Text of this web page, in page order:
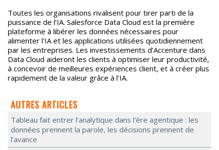
Toutes les organisations rivalisent pour tirer parti de la
puissance de l’IA. Salesforce Data Cloud est la première
plateforme à libérer les données nécessaires pour
alimenter l'IA et les applications utilisées quotidiennement
par les entreprises. Les investissements d’Accenture dans
Data Cloud aideront les clients à optimiser leur productivité,
à concevoir de meilleures expériences client, et à créer plus
rapidement de la valeur grâce à l’IA.
AUTRES ARTICLES
Tableau fait entrer l’analytique dans l’ère agentique : les
données prennent la parole, les décisions prennent de
l’avance